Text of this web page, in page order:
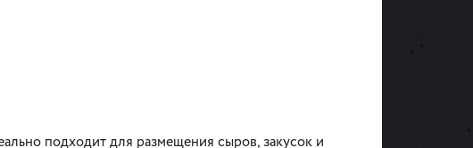
подходит для размещения сыров, закусок и